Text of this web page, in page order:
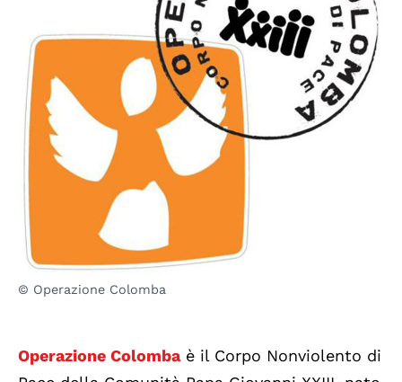
© Operazione Colomba
Operazione Colombaè il Corpo Nonviolento di